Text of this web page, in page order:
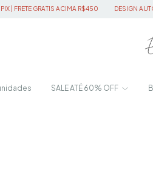
ACIMA R$450 DESIGN AUTORAL | 5% NO PIX
SALE ATÉ 60% OFF